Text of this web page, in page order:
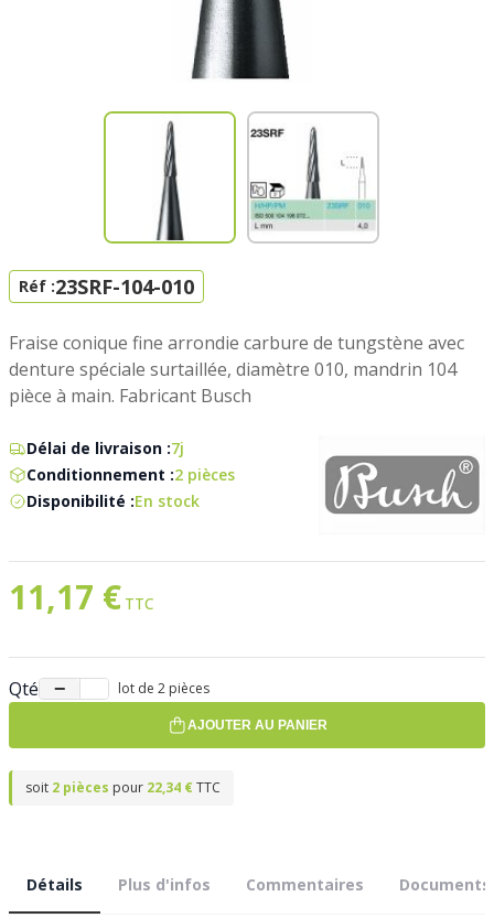
Réf :23SRF-104-010
Fraise conique fine arrondie carbure de tungstène avec
denture spéciale surtaillée, diamètre 010, mandrin 104
pièce à main. Fabricant Busch
Délai de livraison :7j
Conditionnement :2 pièces
Disponibilité :En stock
11,17 €
Qté − +
lot de 2 pièces
AJOUTER AU PANIER
soit 2 pièces pour 22,34 €TTC
Détails Plus d'infos Commentaires Documents